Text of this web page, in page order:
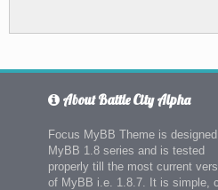
About Battle City Alpha
Focus MyBB Theme is
MyBB 1.8 series and is tested
properly till the most current
of MyBB i.e. 1.8.7. It is simple,